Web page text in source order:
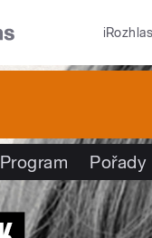
iRozhlas
Program Pořady